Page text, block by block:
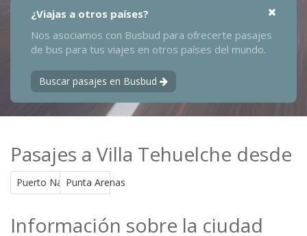
¿Viajas a otros países?
Nos asociamos con Busbud para ofrecerte pasajes
de bus para tus viajes en otros países del mundo.
Buscar pasajes en Busbud
Pasajes a Villa Tehuelche desde
Puerto NatalesPunta Arenas
Información sobre la ciudad